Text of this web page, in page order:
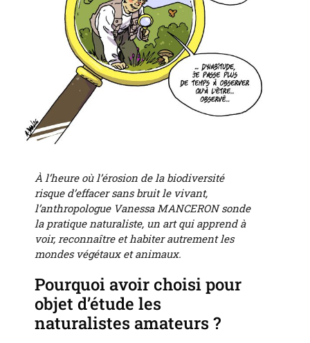
À l’heure où l’érosion de la biodiversité
risque d’effacer sans bruit le vivant,
l’anthropologue Vanessa MANCERON sonde
la pratique naturaliste, un art qui apprend à
voir, reconnaître et habiter autrement les
mondes végétaux et animaux.
Pourquoi avoir choisi pour
objet d’étude les
naturalistes amateurs ?